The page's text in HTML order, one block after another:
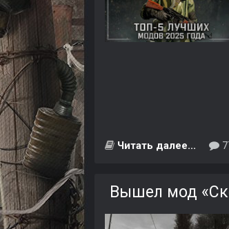
Читать далее...
Вышел мод